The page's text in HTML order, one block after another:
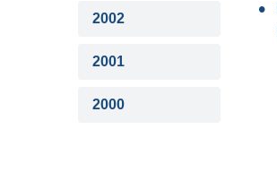
2002
2001
2000